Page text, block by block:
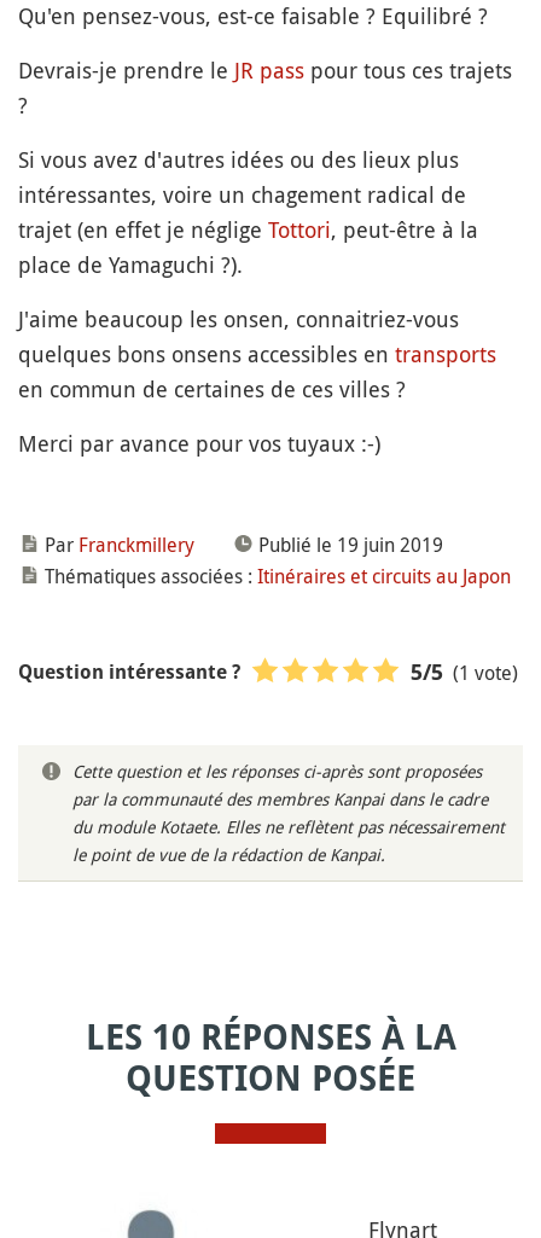
Qu'en pensez-vous, est-ce faisable ? Equilibré ?
Devrais-je prendre le JR pass pour tous ces trajets
?
Si vous avez d'autres idées ou des lieux plus
intéressantes, voire un chagement radical de
trajet (en effet je néglige Tottori, peut-être à la
place de Yamaguchi ?).
J'aime beaucoup les onsen, connaitriez-vous
quelques bons onsens accessibles en transports
en commun de certaines de ces villes ?
Merci par avance pour vos tuyaux :-)
Par Franckmillery
Publié le 19 juin 2019
Thématiques associées : Itinéraires et circuits au Japon
Question intéressante ? 5/5 (1 vote)
Cette question et les réponses ci-après sont proposées
par la communauté des membres Kanpai dans le cadre
du module Kotaete. Elles ne reflètent pas nécessairement
le point de vue de la rédaction de Kanpai.
LES 10 RÉPONSES À LA
QUESTION POSÉE
Flynart